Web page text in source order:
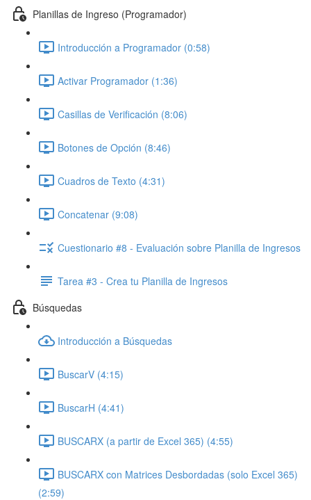
Planillas de Ingreso (Programador)
Introducción a Programador (0:58)
Activar Programador (1:36)
Casillas de Verificación (8:06)
Botones de Opción (8:46)
Cuadros de Texto (4:31)
Concatenar (9:08)
Cuestionario #8 - Evaluación sobre Planilla de Ingresos
Tarea #3 - Crea tu Planilla de Ingresos
Búsquedas
Introducción a Búsquedas
BuscarV (4:15)
BuscarH (4:41)
BUSCARX (a partir de Excel 365) (4:55)
BUSCARX con Matrices Desbordadas (solo Excel 365)
(2:59)